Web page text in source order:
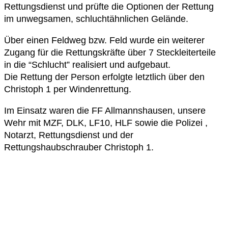
Rettungsdienst und prüfte die Optionen der Rettung
im unwegsamen, schluchtähnlichen Gelände.
Über einen Feldweg bzw. Feld wurde ein weiterer
Zugang für die Rettungskräfte über 7 Steckleiterteile
in die “Schlucht” realisiert und aufgebaut.
Die Rettung der Person erfolgte letztlich über den
Christoph 1 per Windenrettung.
Im Einsatz waren die FF Allmannshausen, unsere
Wehr mit MZF, DLK, LF10, HLF sowie die Polizei ,
Notarzt, Rettungsdienst und der
Rettungshaubschrauber Christoph 1.